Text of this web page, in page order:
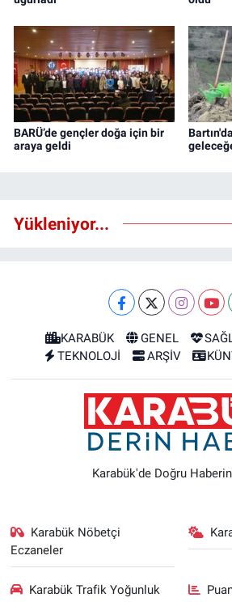
BARÜ’de gençler doğa için bir
araya geldi
Yükleniyor...
KARABÜK GENEL
TEKNOLOJİ
ARŞİV
Karabük'de Doğru
Karabük Nöbetçi
Eczaneler
Karabük Trafik Yoğunluk